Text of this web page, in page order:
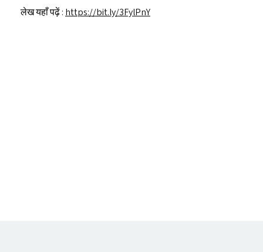
लेख यहाँ पढ़ें : https://​bit​.ly/​3​F​ylPnY